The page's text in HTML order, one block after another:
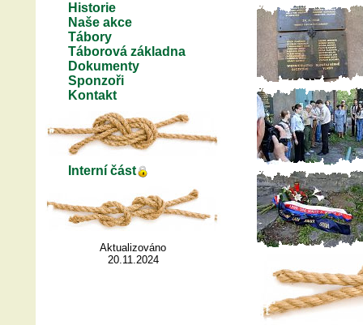
Historie
Naše akce
Tábory
Táborová základna
Dokumenty
Sponzoři
Kontakt
Interní část
Aktualizováno
20.11.2024